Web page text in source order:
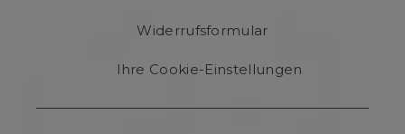
Widerrufsformular
Ihre Cookie-Einstellungen